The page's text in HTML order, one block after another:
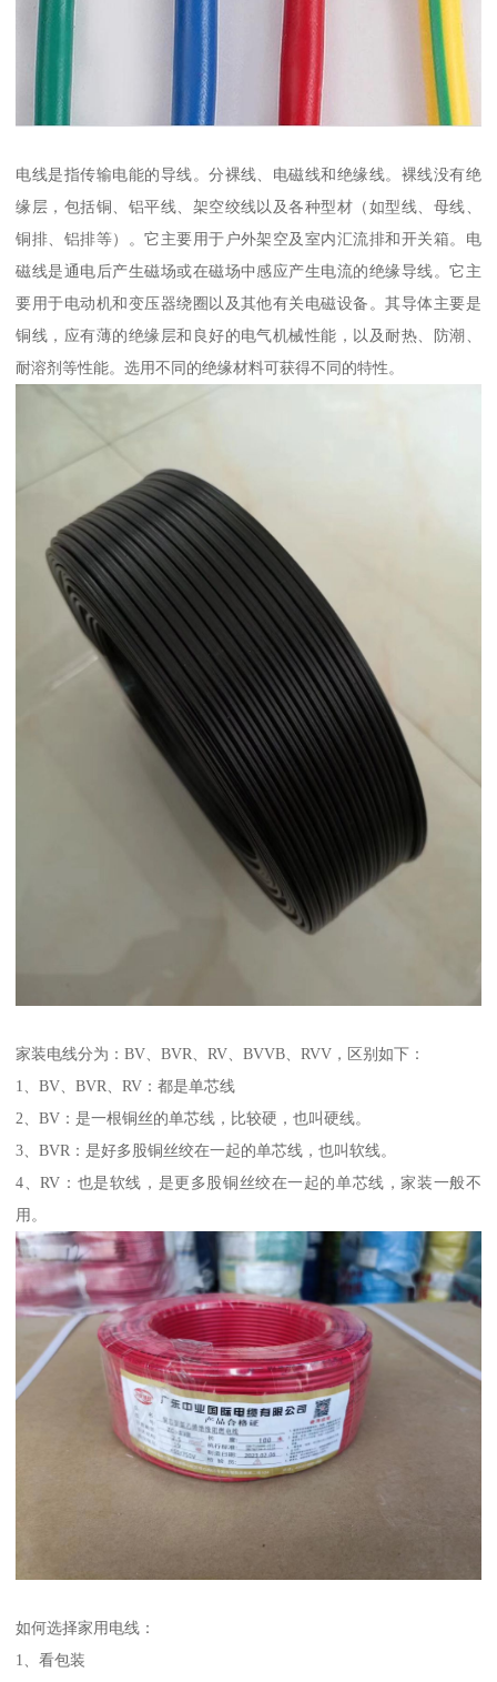
电线是指传输电能的导线。分裸线、电磁线和绝缘线。裸线没有绝
缘层，包括铜、铝平线、架空绞线以及各种型材（如型线、母线、
铜排、铝排等）。它主要用于户外架空及室内汇流排和开关箱。电
磁线是通电后产生磁场或在磁场中感应产生电流的绝缘导线。它主
要用于电动机和变压器绕圈以及其他有关电磁设备。其导体主要是
铜线，应有薄的绝缘层和良好的电气机械性能，以及耐热、防潮、
耐溶剂等性能。选用不同的绝缘材料可获得不同的特性。
家装电线分为：BV、BVR、RV、BVVB、RVV，区别如下：
1、BV、BVR、RV：都是单芯线
2、BV：是一根铜丝的单芯线，比较硬，也叫硬线。
3、BVR：是好多股铜丝绞在一起的单芯线，也叫软线。
4、RV：也是软线，是更多股铜丝绞在一起的单芯线，家装一般不
用。
如何选择家用电线：
1、看包装